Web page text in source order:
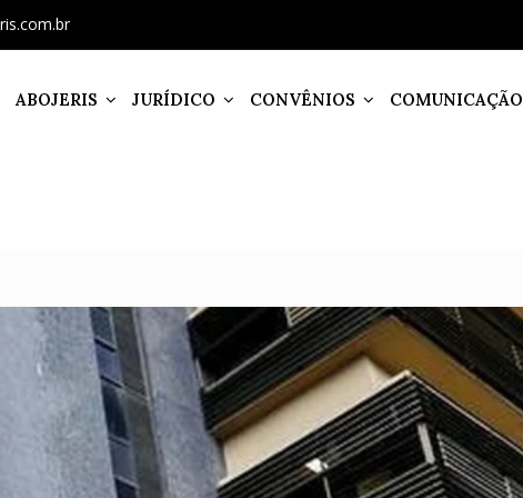
ABOJERIS JURÍDICO CONVÊNIOS COMUNICAÇÃO